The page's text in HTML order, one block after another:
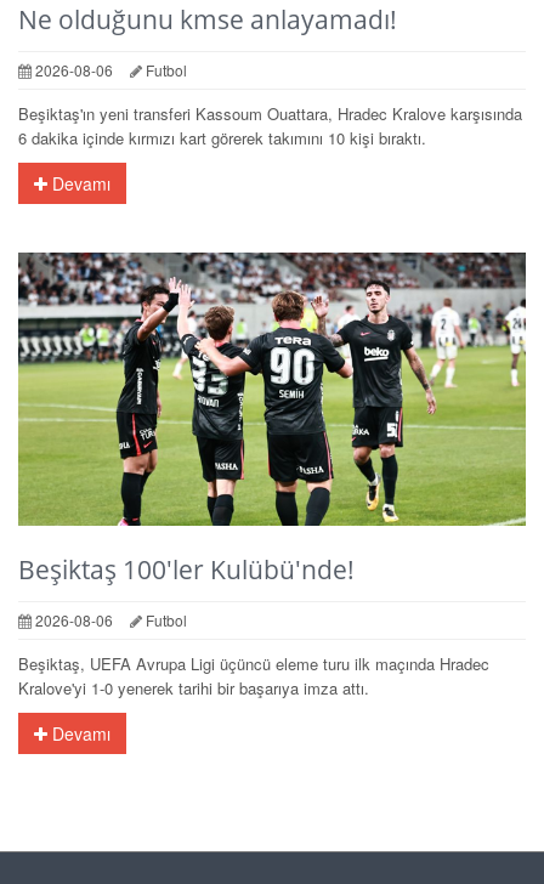
Ne olduğunu kmse anlayamadı!
2026-08-06 Futbol
Beşiktaş'ın yeni transferi Kassoum Ouattara, Hradec Kralove karşısında
6 dakika içinde kırmızı kart görerek takımını 10 kişi bıraktı.
Devamı
Beşiktaş 100'ler Kulübü'nde!
2026-08-06 Futbol
Beşiktaş, UEFA Avrupa Ligi üçüncü eleme turu ilk maçında Hradec
Kralove'yi 1-0 yenerek tarihi bir başarıya imza attı.
Devamı